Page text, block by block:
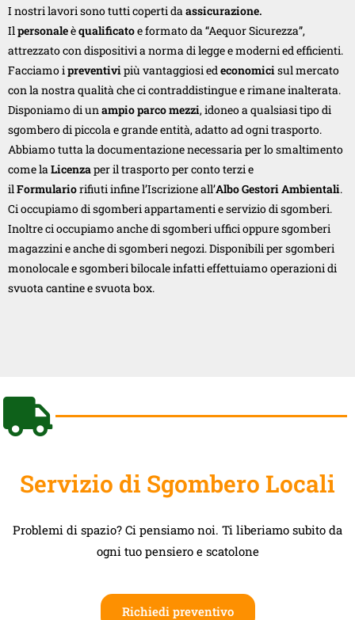
I nostri lavori sono tutti coperti da assicurazione.
Il personaleèqualificatoe formato da “Aequor Sicurezza”,
attrezzato con dispositivi a norma di legge e moderni ed efficienti.
Facciamo i preventivi più vantaggiosi ed economici sul mercato
con la nostra qualità che ci contraddistingue e rimane inalterata.
Disponiamo di un ampio parco mezzi, idoneo a qualsiasi tipo di
sgombero di piccola e grande entità, adatto ad ogni trasporto.
Abbiamo tutta la documentazione necessaria per lo smaltimento
come la Licenza per il trasporto per conto terzi e
il Formulariorifiuti infine l’Iscrizione all’Albo Gestori Ambientali.
Ci occupiamo di sgomberi appartamenti e servizio di sgomberi.
Inoltre ci occupiamo anche di sgomberi uffici oppure sgomberi
magazzini e anche di sgomberi negozi. Disponibili per sgomberi
monolocale e sgomberi bilocale infatti effettuiamo operazioni di
svuota cantine e svuota box.
Servizio di Sgombero Locali
Problemi di spazio? Ci pensiamo noi. Ti liberiamo subito da
ogni tuo pensiero e scatolone
Richiedi preventivo